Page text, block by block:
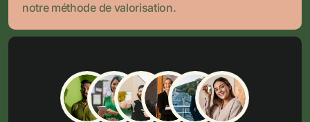
notre méthode de valorisation.